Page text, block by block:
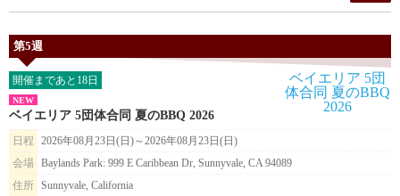
第5週
開催まであと18日
NEW
ベイエリア 5団体合同 夏のBBQ 2026
日程
2026年08月23日(日)～2026年08月23日(日)
会場 Baylands Park: 999 E Caribbean Dr, Sunnyvale, CA 94089
住所 Sunnyvale, California